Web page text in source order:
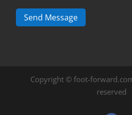
Send Message
Copyright © foot-
reserved